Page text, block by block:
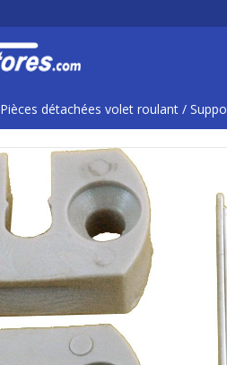
Pièces détachées volet roulant /